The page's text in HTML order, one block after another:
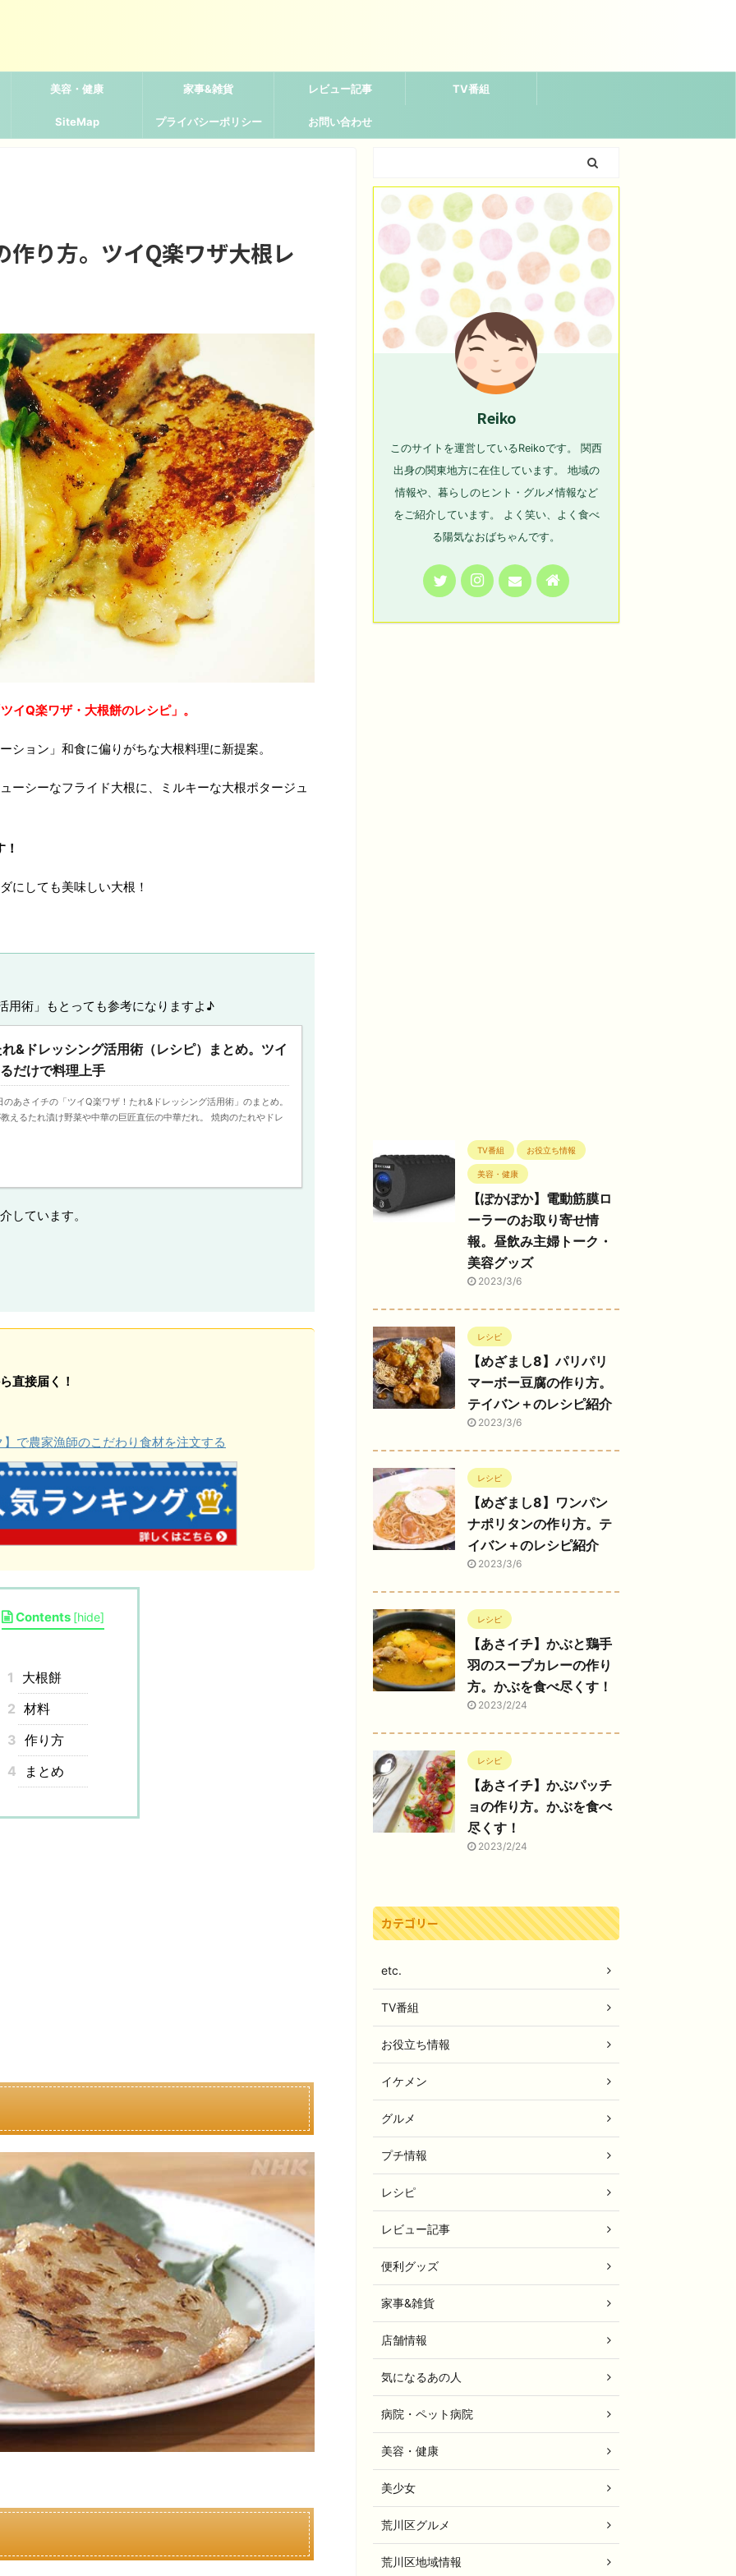
美容・健康 家事&雑貨 レビュー記事 TV番組
SiteMap プライバシーポリシー お問い合わせ
作り方。ツイQ楽ワザ大根レ
イQ楽ワザ・大根餅のレシピ」。
ション」和食に偏りがちな大根料理に新提案。
ーシーなフライド大根に、ミルキーな大根ポタージュ
にしても美味しい大根！
用術」もとっても参考になりますよ♪
&ドレッシング活用術（レシピ）まとめ。ツイ
だけで料理上手
あさイチの「ツイQ楽ワザ！たれ&ドレッシング活用術」のまとめ。
えるたれ漬け野菜や中華の巨匠直伝の中華だれ。 焼肉のたれやドレ
しています。
直接届く！
で農家漁師のこだわり食材を注文する
Contents [hide]
1
大根餅
2 材料
3 作り方
4
まとめ
Reiko
このサイトを運営しているReikoです。 関西
出身の関東地方に在住しています。 地域の
情報や、暮らしのヒント・グルメ情報など
をご紹介しています。 よく笑い、よく食べ
る陽気なおばちゃんです。
TV番組 お役立ち情報
美容・健康
【ぽかぽか】電動筋膜ロ
ーラーのお取り寄せ情
報。昼飲み主婦トーク・
美容グッズ
2023/3/6
レシピ
【めざまし8】パリパリ
マーボー豆腐の作り方。
テイバン＋のレシピ紹介
2023/3/6
レシピ
【めざまし8】ワンパン
ナポリタンの作り方。テ
イバン＋のレシピ紹介
2023/3/6
レシピ
【あさイチ】かぶと鶏手
羽のスープカレーの作り
方。かぶを食べ尽くす！
2023/2/24
レシピ
【あさイチ】かぶパッチ
ョの作り方。かぶを食べ
尽くす！
2023/2/24
カテゴリー
etc.
TV番組
お役立ち情報
イケメン
グルメ
プチ情報
レシピ
レビュー記事
便利グッズ
家事&雑貨
店舗情報
気になるあの人
病院・ペット病院
美容・健康
美少女
荒川区グルメ
荒川区地域情報